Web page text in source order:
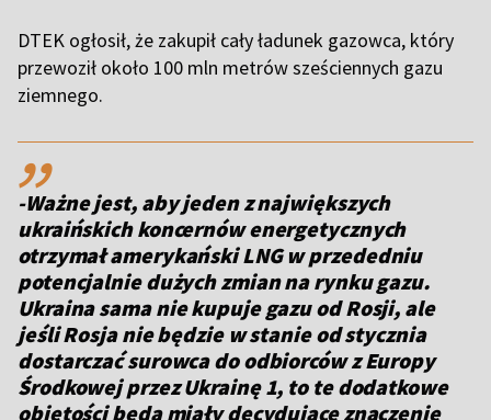
DTEK ogłosił, że zakupił cały ładunek gazowca, który
przewoził około 100 mln metrów sześciennych gazu
ziemnego.
,,
-Ważne jest, aby jeden z największych
ukraińskich koncernów energetycznych
otrzymał amerykański LNG w przededniu
potencjalnie dużych zmian na rynku gazu.
Ukraina sama nie kupuje gazu od Rosji, ale
jeśli Rosja nie będzie w stanie od stycznia
dostarczać surowca do odbiorców z Europy
Środkowej przez Ukrainę 1, to te dodatkowe
objętości będą miały decydujące znaczenie